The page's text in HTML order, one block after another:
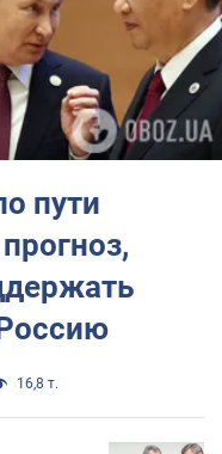
пути
16,8 т.